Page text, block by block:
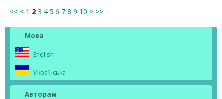
<< < 1 2 3 4 5 6 7 8 9 10 > >>
Мова
English
Українська
Авторам